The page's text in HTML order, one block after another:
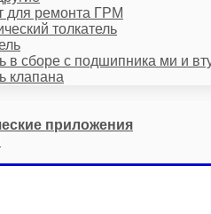
для ремонта ГРМ
толкатель
в сборе с подшипника ми и
клапана
приложения